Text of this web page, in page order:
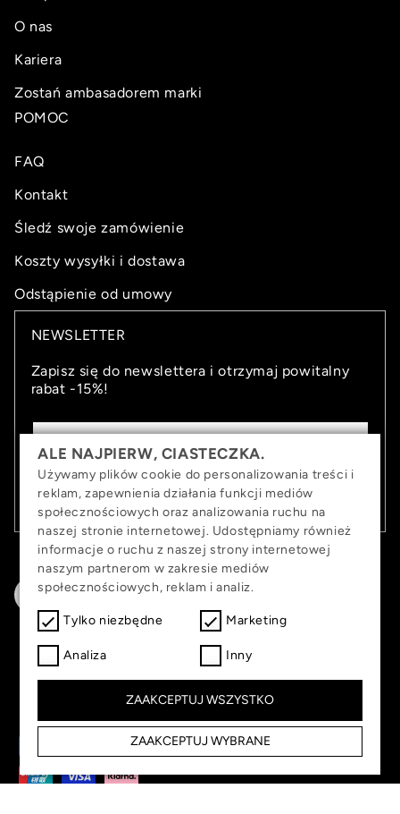
O nas
Kariera
Zostań ambasadorem marki
POMOC
FAQ
Kontakt
Śledź swoje zamówienie
Koszty wysyłki i dostawa
Odstąpienie od umowy
NEWSLETTER
Zapisz się do newslettera i otrzymaj powitalny
rabat -15%!
Zapisz się
© 2026,
Banana Beauty | Produkty do makijażu ust,
oczu i twarzy .
prywatności
ALE NAJPIERW, CIASTECZKA.
Używamy plików cookie do personalizowania treści i
reklam, zapewnienia działania funkcji mediów
społecznościowych oraz analizowania ruchu na
naszej stronie internetowej. Udostępniamy również
informacje o ruchu z naszej strony internetowej
naszym partnerom w zakresie mediów
społecznościowych, reklam i analiz.
Tylko niezbędne Marketing
Analiza Inny
ZAAKCEPTUJ WSZYSTKO
ZAAKCEPTUJ WYBRANE